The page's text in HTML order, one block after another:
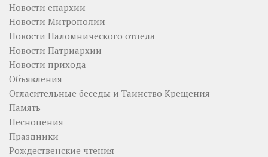
Новости епархии
Новости Митрополии
Новости Паломнического отдела
Новости Патриархии
Новости прихода
Объявления
Огласительные беседы и Таинство Крещения
Память
Песнопения
Праздники
Рождественские чтения